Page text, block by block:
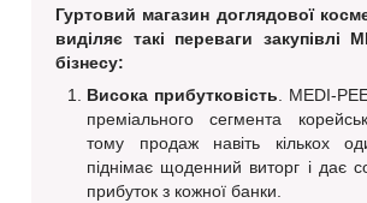
Гуртовий магазин доглядової
виділяє такі переваги закупівлі
бізнесу:
Висока прибутковість . MEDI-
преміального сегмента
тому продаж навіть кількох
піднімає щоденний виторг і дає
прибуток з кожної банки.